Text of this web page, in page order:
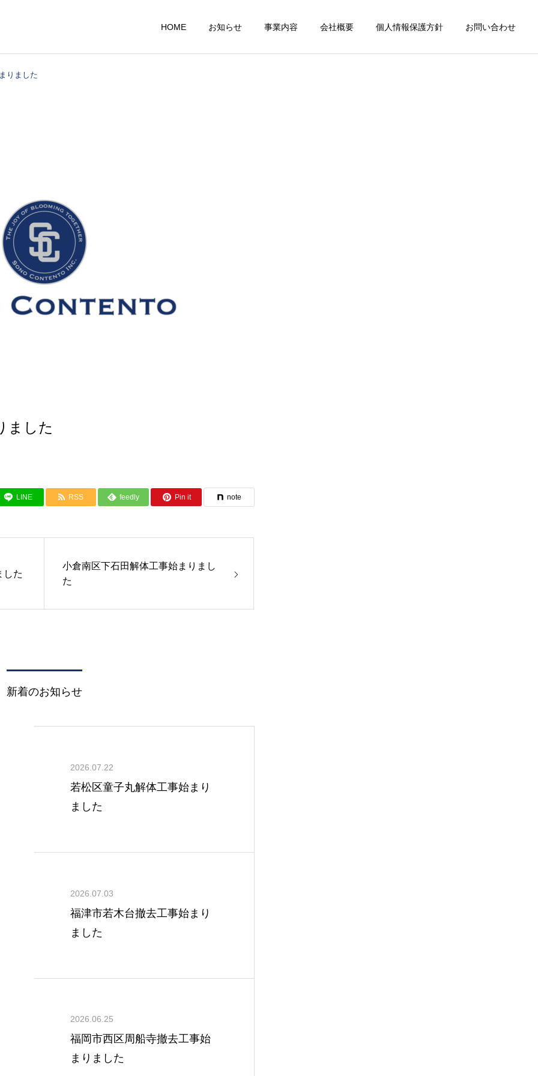
HOME お知らせ 事業内容 会社概要 個人情報保護方針 お問い合わせ
りました
ました
LINE RSS feedly Pin it note
した
小倉南区下石田解体工事始まりまし
た
新着のお知らせ
2026.07.22
若松区童子丸解体工事始まり
ました
2026.07.03
福津市若木台撤去工事始まり
ました
2026.06.25
福岡市西区周船寺撤去工事始
まりました